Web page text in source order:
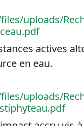
uploads/
actives
en eau.
uploads/